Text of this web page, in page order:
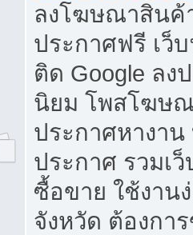
ลงโฆษณาสิน
ประกาศฟรี เว็
ติด Google ลง
นิยม โพสโฆษ
ประกาศหางาน
ประกาศ รวมเ
ซื้อขาย ใช้งาน
จังหวัด ต้องกา